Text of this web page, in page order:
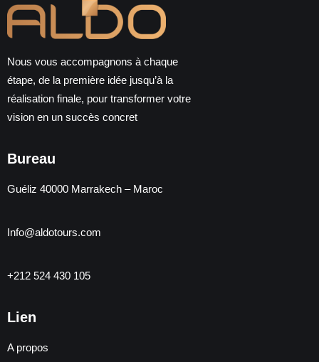
Nous vous accompagnons à chaque
étape, de la première idée jusqu’à la
réalisation finale, pour transformer votre
vision en un succès concret
Bureau
Guéliz 40000 Marrakech – Maroc
Info@aldotours.com
+212 524 430 105
Lien
A propos